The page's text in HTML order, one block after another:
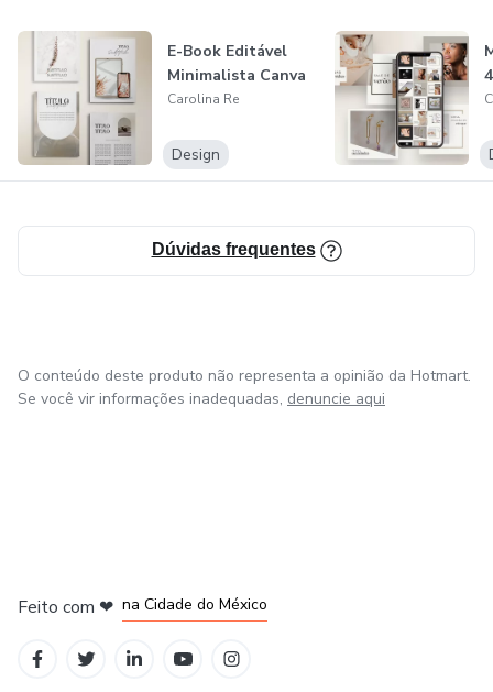
E-Book Editável
Minimalista Canva
Carolina Re
Design
Dúvidas frequentes
O conteúdo deste produto não representa a opinião da Hotmart.
Se você vir informações inadequadas, denuncie aqui
Feito com ❤ na Cidade do México